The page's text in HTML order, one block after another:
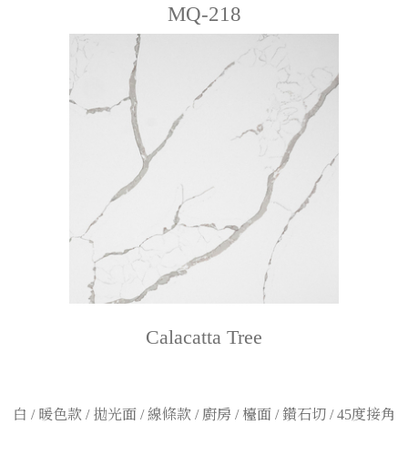
MQ-218
Calacatta Tree
白 / 暖色款 / 拋光面 / 線條款 / 廚房 / 檯面 / 鑽石切 / 45度接角